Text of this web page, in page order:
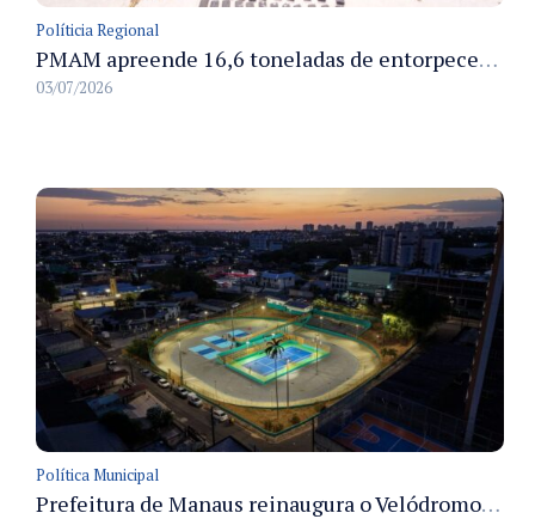
Políticia Regional
PMAM apreende 16,6 toneladas de entorpecentes e registra aumento nas prisões em flagrante e nas capturas de foragidos no primeiro semestre de 2026
03/07/2026
Política Municipal
Prefeitura de Manaus reinaugura o Velódromo Professora Alzira Campos e entrega espaço esportivo totalmente revitalizado